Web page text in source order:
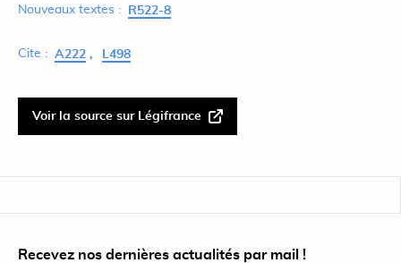
Nouveaux textes : R522-8
Cite : A222 L498
Voir la source sur Légifrance
Recevez nos dernières actualités par mail !